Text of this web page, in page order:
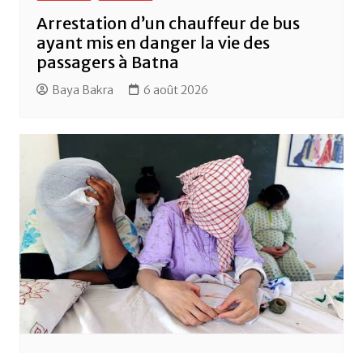
Arrestation d’un chauffeur de bus
ayant mis en danger la vie des
passagers à Batna
Baya Bakra 6 août 2026